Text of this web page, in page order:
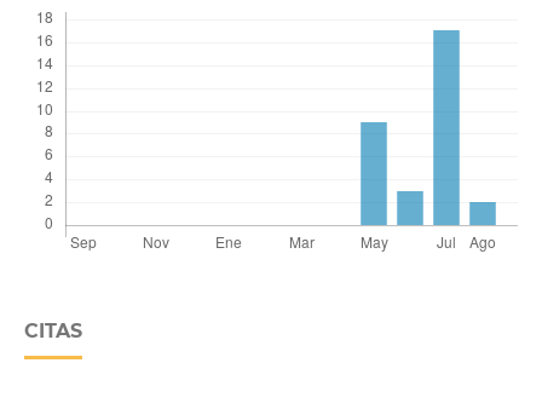
CITAS